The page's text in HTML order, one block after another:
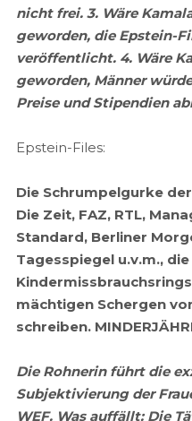
nicht frei. 3. Wäre
geworden, die Epstein-
veröffentlicht. 4. Wäre
geworden, Männer
Preise und Stipendien
Epstein-Files:
Die Schrumpelgurke
Die Zeit, FAZ, RTL,
Standard, Berliner
Tagesspiegel u.v.m.,
mächtigen Schergen
schreiben.
Die Rohnerin führt die
Subjektivierung der
WEF. Was auffällt: Die